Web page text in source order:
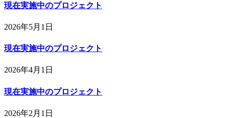
現在実施中のプロジェクト
2026年5月1日
現在実施中のプロジェクト
2026年4月1日
現在実施中のプロジェクト
2026年2月1日